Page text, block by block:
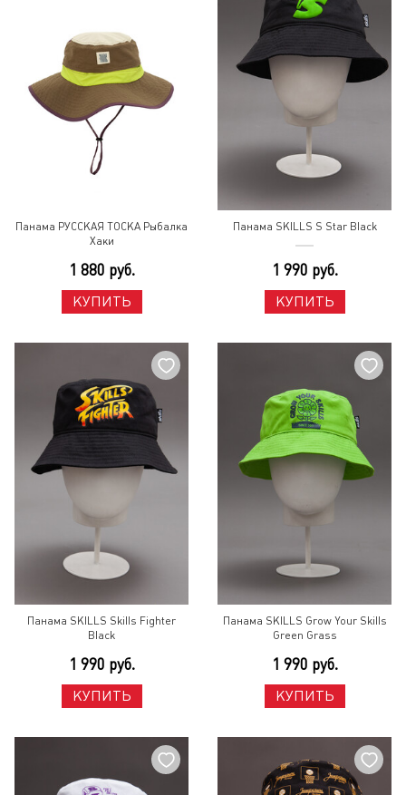
Панама РУССКАЯ ТОСКА Рыбалка
Хаки
1 880 руб.
КУПИТЬ
Панама SKILLS S Star Black
1 990 руб.
КУПИТЬ
Панама SKILLS Skills Fighter
Black
1 990 руб.
КУПИТЬ
Панама SKILLS Grow Your Skills
Green Grass
1 990 руб.
КУПИТЬ